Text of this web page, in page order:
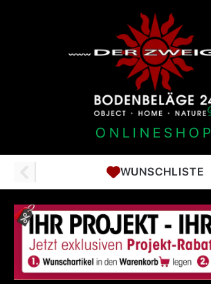
ONLINESHOP
WUNSCHLISTE